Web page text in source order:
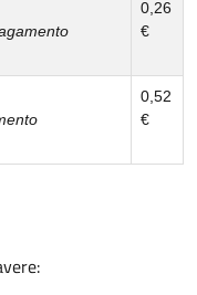
0,26
€
0,52
€